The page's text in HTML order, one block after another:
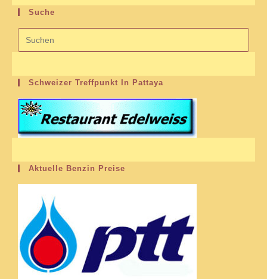
Suche
Schweizer Treffpunkt In Pattaya
Aktuelle Benzin Preise